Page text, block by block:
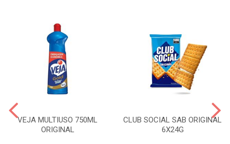
VEJA MULTIUSO 750ML
ORIGINAL
CLUB SOCIAL SAB ORIGINAL
6X24G